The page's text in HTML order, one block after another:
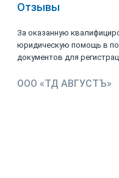
Отзывы
За оказанную
юридическую помощь в
документов для
ООО «ТД АВГУСТЪ»